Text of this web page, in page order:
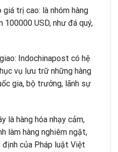
trị cao: là nhóm hàng
USD, như đá quý,
Indochinapost có hệ
vụ lưu trữ những hàng
gia, bộ trưởng, lãnh sự
hàng hóa nhạy cảm,
làm hàng nghiêm ngặt,
định của Pháp luật Việt